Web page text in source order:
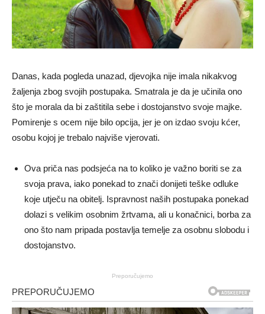
Danas, kada pogleda unazad, djevojka nije imala nikakvog
žaljenja zbog svojih postupaka. Smatrala je da je učinila ono
što je morala da bi zaštitila sebe i dostojanstvo svoje majke.
Pomirenje s ocem nije bilo opcija, jer je on izdao svoju kćer,
osobu kojoj je trebalo najviše vjerovati.
Ova priča nas podsjeća na to koliko je važno boriti se za
svoja prava, iako ponekad to znači donijeti teške odluke
koje utječu na obitelj. Ispravnost naših postupaka ponekad
dolazi s velikim osobnim žrtvama, ali u konačnici, borba za
ono što nam pripada postavlja temelje za osobnu slobodu i
dostojanstvo.
Preporučujemo